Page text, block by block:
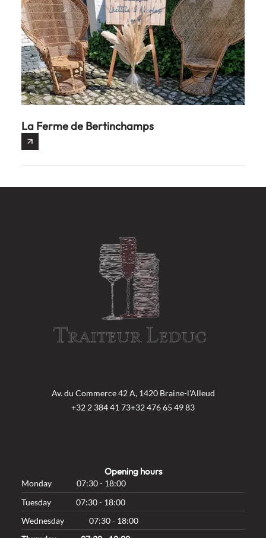
La Ferme de Bertinchamps
Av. du Commerce 42 A, 1420 Braine-l'Alleud
+32 2 384 41 73+32 476 65 49 83
Opening hours
Monday
07:30 - 18:00
Tuesday
07:30 - 18:00
Wednesday
07:30 - 18:00